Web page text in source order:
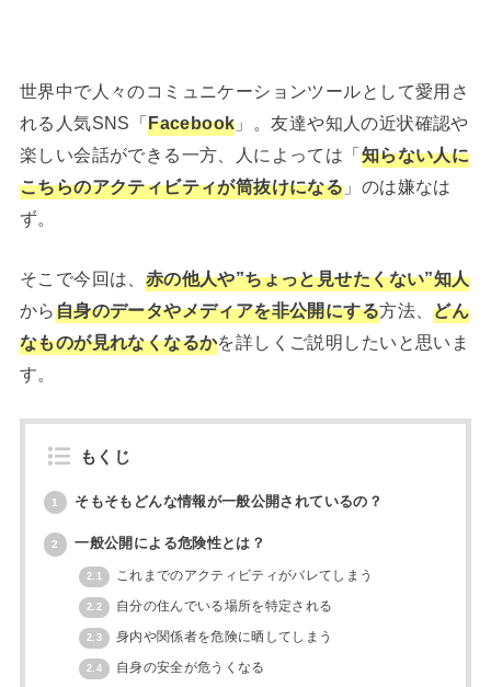
世界中で人々のコミュニケーションツールとして愛用さ
れる人気SNS「Facebook 」。友達や知人の近状確認や
楽しい会話ができる一方、人によっては「知らない人に
こちらのアクティビティが筒抜けになる 」のは嫌なは
ず。
そこで今回は、 赤の他人や”ちょっと見せたくない”知人
から自身のデータやメディアを非公開にする方法、どん
なものが見れなくなるかを詳しくご説明したいと思いま
す。
もくじ
1 そもそもどんな情報が一般公開されているの？
2 一般公開による危険性とは？
2.1 これまでのアクティビティがバレてしまう
2.2 自分の住んでいる場所を特定される
2.3 身内や関係者を危険に晒してしまう
2.4 自身の安全が危うくなる